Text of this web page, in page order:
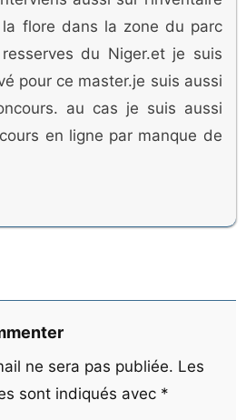
flore dans la zone du parc
du Niger.et je suis
pour ce master.je suis aussi
au cas je suis aussi
en ligne par manque de
ne sera pas publiée. Les
sont indiqués avec *